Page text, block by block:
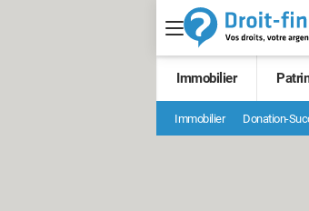
Immobilier
Immobilier Donation-